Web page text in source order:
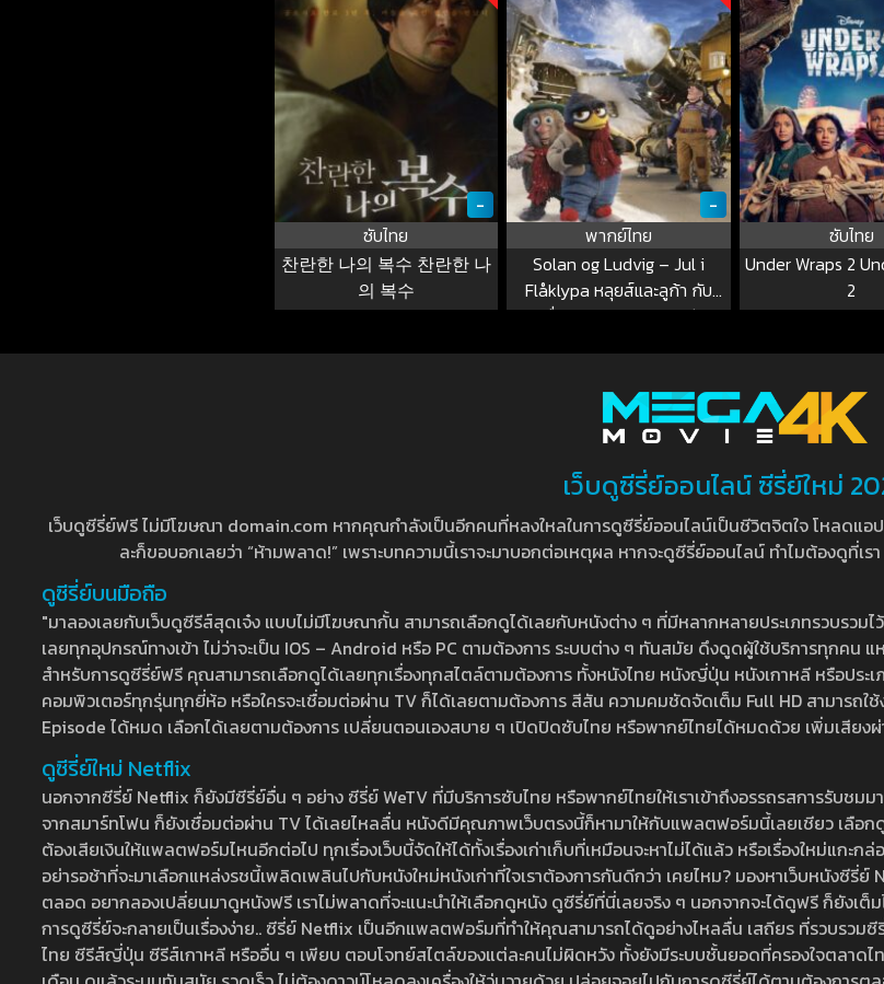
-
ซับไทย
찬란한 나의 복수 찬란한 나
의 복수
-
พากย์ไทย
Solan og Ludvig – Jul i
Flåklypa หลุยส์และลูก้า กับ
เครื่องสร้างหิมะมหาประลัย
ซับไทย
Under Wraps 2
2
เว็บดูซีรี่ย์ออนไลน์ ซีรี่ย์ใหม่
เว็บดูซีรี่ย์ฟรี ไม่มีโฆษณา domain.com หากคุณกำลังเป็นอีกคนที่หลงใหลในการดูซีรี่ย์ออนไลน์เป็นชีวิตจิตใจ โหลดแ
ละก็ขอบอกเลยว่า “ห้ามพลาด!” เพราะบทความนี้เราจะมาบอกต่อเหตุผล หากจะดูซีรี่ย์ออนไลน์ ทำไมต้องดูที่
ดูซีรี่ย์บนมือถือ
"มาลองเลยกับเว็บดูซีรีส์สุดเจ๋ง แบบไม่มีโฆษณากั้น สามารถเลือกดูได้เลยกับหนังต่าง ๆ ที่มีหลากหลายประเภทรวบร
เลยทุกอุปกรณ์ทางเข้า ไม่ว่าจะเป็น IOS – Android หรือ PC ตามต้องการ ระบบต่าง ๆ ทันสมัย ดึงดูดผู้ใช้บริการทุกคน
สำหรับการดูซีรี่ย์ฟรี คุณสามารถเลือกดูได้เลยทุกเรื่องทุกสไตล์ตามต้องการ ทั้งหนังไทย หนังญี่ปุ่น หนังเกาหลี หรือปร
คอมพิวเตอร์ทุกรุ่นทุกยี่ห้อ หรือใครจะเชื่อมต่อผ่าน TV ก็ได้เลยตามต้องการ สีสัน ความคมชัดจัดเต็ม Full HD สามารถ
Episode ได้หมด เลือกได้เลยตามต้องการ เปลี่ยนตอนเองสบาย ๆ เปิดปิดซับไทย หรือพากย์ไทยได้หมดด้วย เพิ่มเสียง
ดูซีรี่ย์ใหม่ Netflix
นอกจากซีรี่ย์ Netflix ก็ยังมีซีรี่ย์อื่น ๆ อย่าง ซีรี่ย์ WeTV ที่มีบริการซับไทย หรือพากย์ไทยให้เราเข้าถึงอรรถรสการรับช
จากสมาร์ทโฟน ก็ยังเชื่อมต่อผ่าน TV ได้เลยไหลลื่น หนังดีมีคุณภาพเว็บตรงนี้ก็หามาให้กับแพลตฟอร์มนี้เลยเชียว เลือก
ต้องเสียเงินให้แพลตฟอร์มไหนอีกต่อไป ทุกเรื่องเว็บนี้จัดให้ได้ทั้งเรื่องเก่าเก็บที่เหมือนจะหาไม่ได้แล้ว หรือเรื่องใหม่แก
อย่ารอช้าที่จะมาเลือกแหล่งรชนี้เพลิดเพลินไปกับหนังใหม่หนังเก่าที่ใจเราต้องการกันดีกว่า เคยไหม? มองหาเว็บหนังซีรี่
ตลอด อยากลองเปลี่ยนมาดูหนังฟรี เราไม่พลาดที่จะแนะนำให้เลือกดูหนัง ดูซีรี่ย์ที่นี่เลยจริง ๆ นอกจากจะได้ดูฟรี ก็ยังเ
การดูซีรี่ย์จะกลายเป็นเรื่องง่าย.. ซีรี่ย์ Netflix เป็นอีกแพลตฟอร์มที่ทำให้คุณสามารถได้ดูอย่างไหลลื่น เสถียร ที่รวบรวมซี
ไทย ซีรีส์ญี่ปุ่น ซีรีส์เกาหลี หรืออื่น ๆ เพียบ ตอบโจทย์สไตล์ของแต่ละคนไม่ผิดหวัง ทั้งยังมีระบบชั้นยอดที่ครองใจตลาดไ